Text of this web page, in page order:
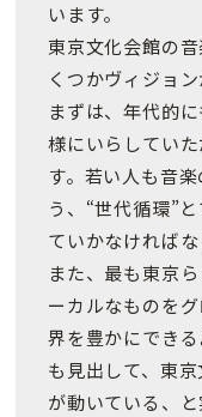
います。
東京文化会館の
くつかヴィジョン
まずは、年代的
様にいらしてい
す。若い人も音
う、“世代循環”
ていかなければ
また、最も東京
ーカルなものを
界を豊かにでき
も見出して、東
が動いている、